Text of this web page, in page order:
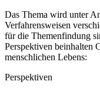
Das Thema wird unter
Verfahrensweisen
für die Themenfindung
Perspektiven beinhalten
menschlichen Lebens:
Perspektiven